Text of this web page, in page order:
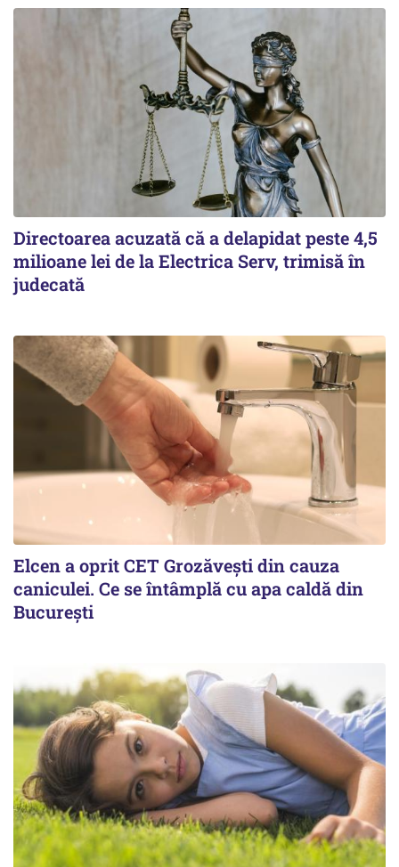
Directoarea acuzată că a delapidat peste 4,5
milioane lei de la Electrica Serv, trimisă în
judecată
Elcen a oprit CET Grozăvești din cauza
caniculei. Ce se întâmplă cu apa caldă din
București